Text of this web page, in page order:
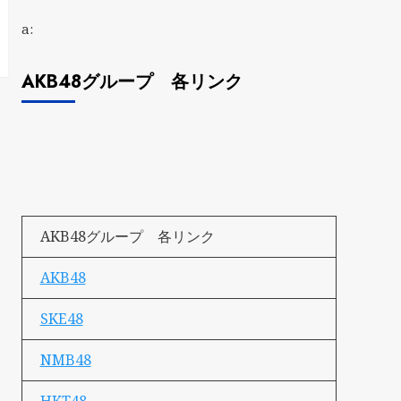
a:
AKB48グループ 各リンク
AKB48グループ 各リンク
AKB48
SKE48
NMB48